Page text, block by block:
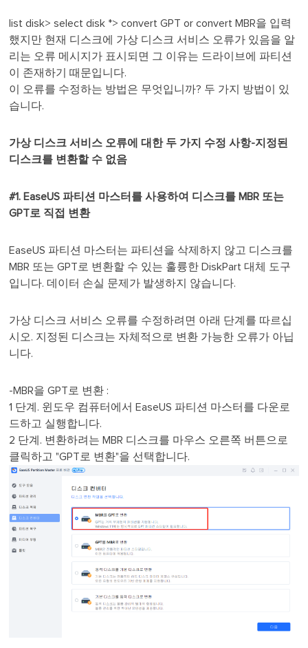
list disk> select disk *> convert GPT or convert MBR을 입력
했지만 현재 디스크에 가상 디스크 서비스 오류가 있음을 알
리는 오류 메시지가 표시되면 그 이유는 드라이브에 파티션
이 존재하기 때문입니다.
이 오류를 수정하는 방법은 무엇입니까? 두 가지 방법이 있
습니다.
가상 디스크 서비스 오류에 대한 두 가지 수정 사항-지정된
디스크를 변환할 수 없음
#1. EaseUS 파티션 마스터를 사용하여 디스크를 MBR 또는
GPT로 직접 변환
EaseUS 파티션 마스터는 파티션을 삭제하지 않고 디스크를
MBR 또는 GPT로 변환할 수 있는 훌륭한 DiskPart 대체 도구
입니다. 데이터 손실 문제가 발생하지 않습니다.
가상 디스크 서비스 오류를 수정하려면 아래 단계를 따르십
시오. 지정된 디스크는 자체적으로 변환 가능한 오류가 아닙
니다.
-MBR을 GPT로 변환 :
1 단계. 윈도우 컴퓨터에서 EaseUS 파티션 마스터를 다운로
드하고 실행합니다.
2 단계. 변환하려는 MBR 디스크를 마우스 오른쪽 버튼으로
클릭하고 "GPT로 변환"을 선택합니다.